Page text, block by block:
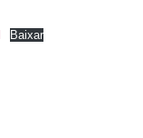
Baixar